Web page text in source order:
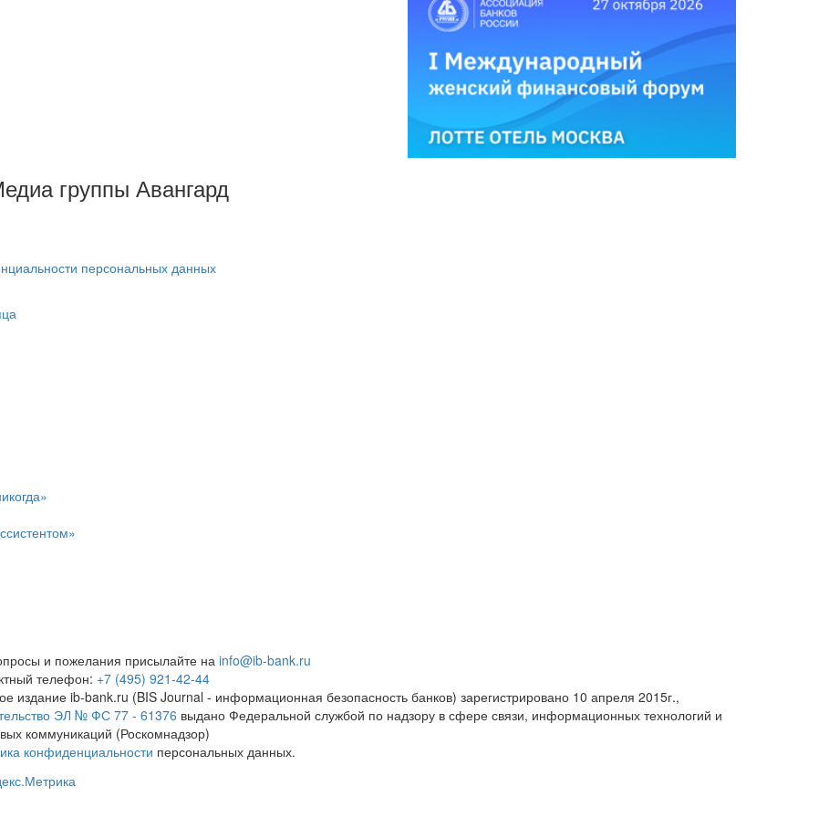
группы Авангард
персональных данных
и пожелания присылайте на info@ib-bank.ru
телефон: +7 (495) 921-42-44
издание ib-bank.ru (BIS Journal - информационная безопасность банков) зарегистрировано 10 апреля 2015г.,
ЭЛ № ФС 77 - 61376 выдано Федеральной службой по надзору в сфере связи, информационных технологий и
коммуникаций (Роскомнадзор)
конфиденциальности персональных данных.